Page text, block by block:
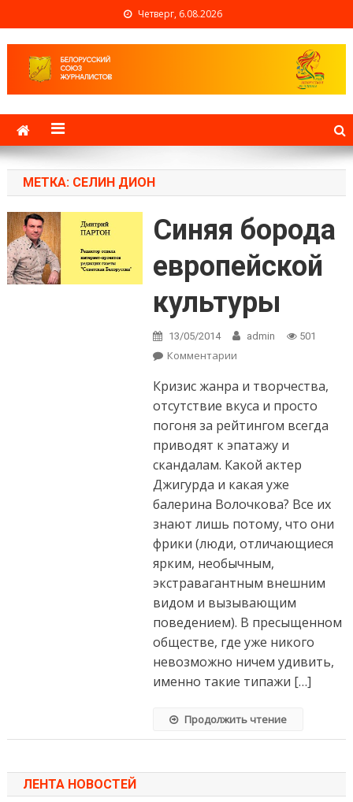
Четверг, 6.08.2026
Белорусский союз
журналистов
МЕТКА: СЕЛИН ДИОН
Синяя борода
европейской
культуры
13/05/2014 admin 501
Комментарии
культуры
Кризис жанра и творчества,
отсутствие вкуса и просто
погоня за рейтингом всегда
приводят к эпатажу и
скандалам. Какой актер
Джигурда и какая уже
балерина Волочкова? Все их
знают лишь потому, что они
фрики (люди, отличающиеся
ярким, необычным,
экстравагантным внешним
видом и вызывающим
поведением). В пресыщенном
обществе, где уже никого
невозможно ничем удивить,
именно такие типажи […]
Продолжить чтение
ЛЕНТА НОВОСТЕЙ